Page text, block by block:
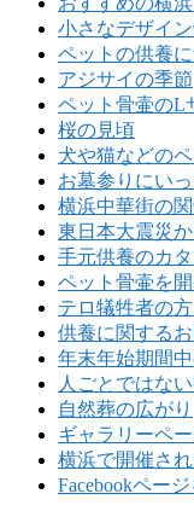
小さなデザイ
ペットの供養
アジサイの季節
ペット骨壷のL
桜の見頃
犬や猫などの
お墓参りにい
横浜中華街の
東日本大震災
手元供養のカ
ペット骨壷を開
テロ犠牲者の
供養に関する
年末年始期間
人ごとではな
自然葬の広がり
ギャラリーペ
横浜で開催さ
Facebookペー